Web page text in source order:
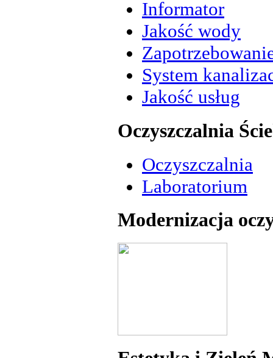
Informator
Jakość wody
System
Jakość usług
Oczyszczalnia
Oczyszczalnia
Laboratorium
Modernizacja